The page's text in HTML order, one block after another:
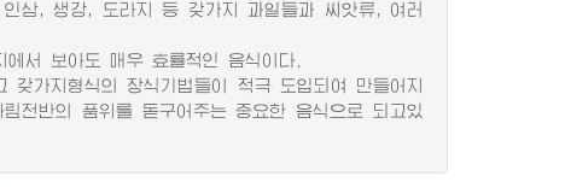
삼, 생강, 도라지 등 갖가지 과일들과 씨앗류, 여러
서 보아도 매우 효률적인 음식이다.
가지형식의 장식기법들이 적극 도입되여 만들어지
전반의 품위를 돋구어주는 중요한 음식으로 되고있